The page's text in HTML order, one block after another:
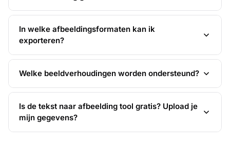
In welke afbeeldingsformaten kan ik
exporteren?
Welke beeldverhoudingen worden ondersteund?
Is de tekst naar afbeelding tool gratis? Upload je
mijn gegevens?